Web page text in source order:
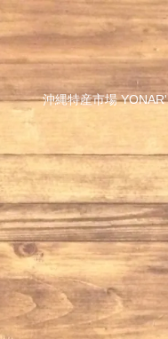
沖縄特産市場